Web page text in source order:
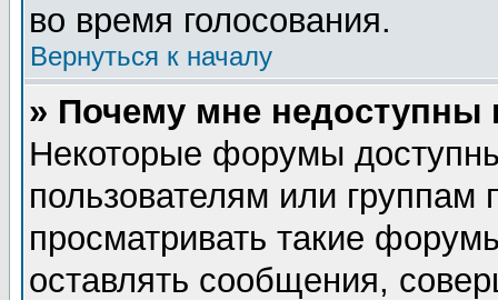
во время голосования.
Вернуться к началу
» Почему мне
Некоторые форумы
пользователям или группам
просматривать такие
оставлять сообщения,